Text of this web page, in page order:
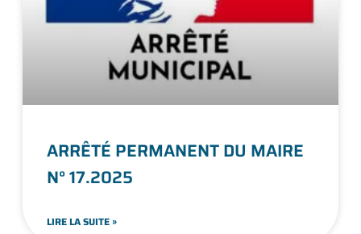
ARRÊTÉ PERMANENT DU MAIRE
N° 17.2025
LIRE LA SUITE »